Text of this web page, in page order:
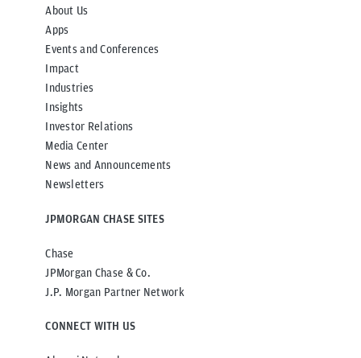
About Us
Apps
Events and Conferences
Impact
Industries
Insights
Investor Relations
Media Center
News and Announcements
Newsletters
JPMORGAN CHASE SITES
Chase
JPMorgan Chase & Co.
J.P. Morgan Partner Network
CONNECT WITH US